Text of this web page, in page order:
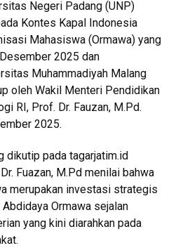
Negeri Padang (UNP)
Kontes Kapal Indonesia
Mahasiswa (Ormawa) yang
2025 dan
Muhammadiyah Malang
oleh Wakil Menteri Pendidikan
RI, Prof. Dr. Fauzan, M.Pd.
2025.
dikutip pada tagarjatim.id
Fuazan, M.Pd menilai bahwa
merupakan investasi strategis
Ormawa sejalan
yang kini diarahkan pada